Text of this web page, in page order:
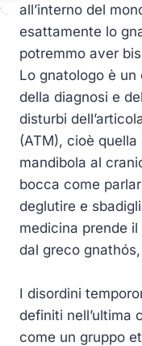
all’interno del
esattamente lo
potremmo aver
Lo gnatologo è
della diagnosi e
disturbi
(ATM), cioè
mandibola al
bocca come
deglutire e
medicina prende
dal greco
I disordini
definiti nell’ultima
come un gruppo